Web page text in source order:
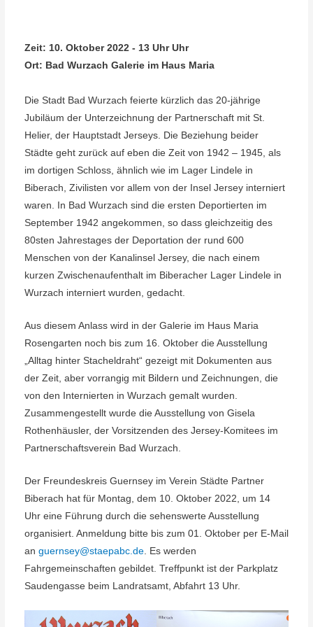
Zeit: 10. Oktober 2022 - 13 Uhr Uhr
Ort: Bad Wurzach Galerie im Haus Maria
Die Stadt Bad Wurzach feierte kürzlich das 20-jährige
Jubiläum der Unterzeichnung der Partnerschaft mit St.
Helier, der Hauptstadt Jerseys. Die Beziehung beider
Städte geht zurück auf eben die Zeit von 1942 – 1945, als
im dortigen Schloss, ähnlich wie im Lager Lindele in
Biberach, Zivilisten vor allem von der Insel Jersey interniert
waren. In Bad Wurzach sind die ersten Deportierten im
September 1942 angekommen, so dass gleichzeitig des
80sten Jahrestages der Deportation der rund 600
Menschen von der Kanalinsel Jersey, die nach einem
kurzen Zwischenaufenthalt im Biberacher Lager Lindele in
Wurzach interniert wurden, gedacht.
Aus diesem Anlass wird in der Galerie im Haus Maria
Rosengarten noch bis zum 16. Oktober die Ausstellung
„Alltag hinter Stacheldraht“ gezeigt mit Dokumenten aus
der Zeit, aber vorrangig mit Bildern und Zeichnungen, die
von den Internierten in Wurzach gemalt wurden.
Zusammengestellt wurde die Ausstellung von Gisela
Rothenhäusler, der Vorsitzenden des Jersey-Komitees im
Partnerschaftsverein Bad Wurzach.
Der Freundeskreis Guernsey im Verein Städte Partner
Biberach hat für Montag, dem 10. Oktober 2022, um 14
Uhr eine Führung durch die sehenswerte Ausstellung
organisiert. Anmeldung bitte bis zum 01. Oktober per E-Mail
an guernsey@staepabc.de. Es werden
Fahrgemeinschaften gebildet. Treffpunkt ist der Parkplatz
Saudengasse beim Landratsamt, Abfahrt 13 Uhr.